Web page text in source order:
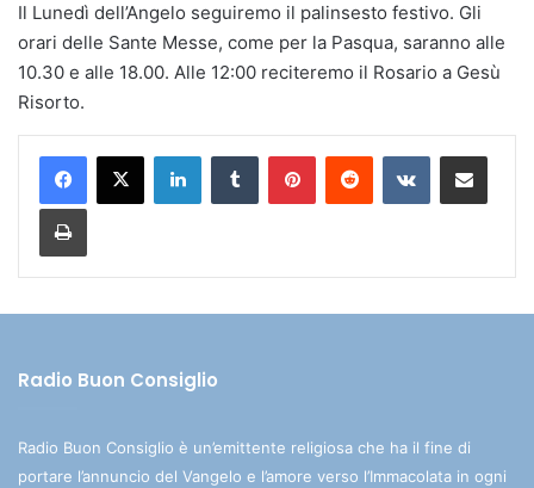
Il Lunedì dell’Angelo seguiremo il palinsesto festivo. Gli
orari delle Sante Messe, come per la Pasqua, saranno alle
10.30 e alle 18.00. Alle 12:00 reciteremo il Rosario a Gesù
Risorto.
Radio Buon Consiglio
Radio Buon Consiglio è un’emittente religiosa che ha il fine di
portare l’annuncio del Vangelo e l’amore verso l’Immacolata in ogni